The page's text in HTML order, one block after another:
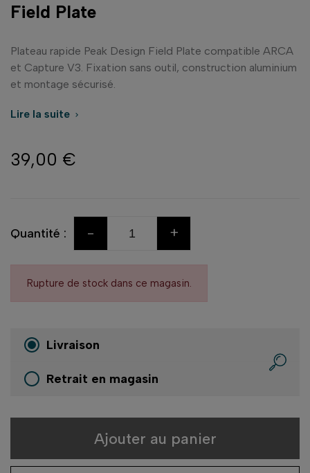
Field Plate
Plateau rapide Peak Design Field Plate compatible ARCA
et Capture V3. Fixation sans outil, construction aluminium
et montage sécurisé.
Lire la suite 
39,00 €
Quantité : - +
Rupture de stock dans ce magasin.
Livraison
Retrait en magasin
Ajouter au panier